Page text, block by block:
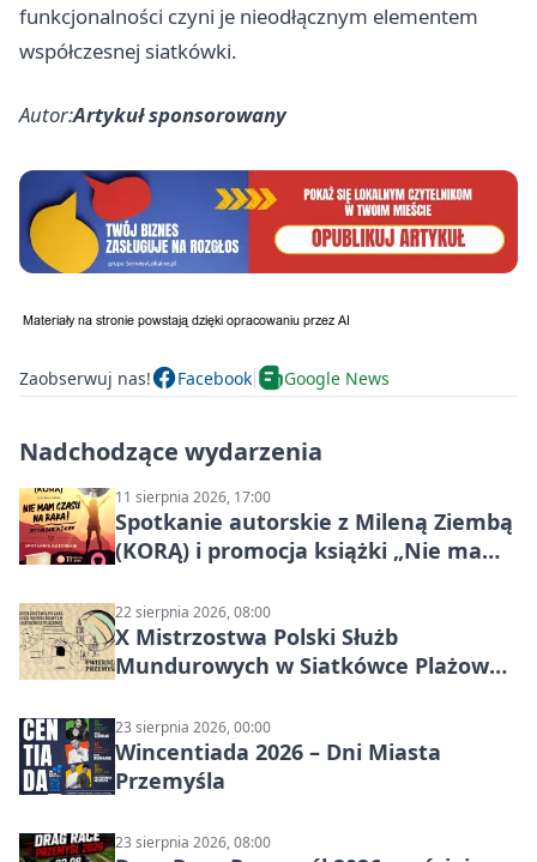
funkcjonalności czyni je nieodłącznym elementem
współczesnej siatkówki.
Autor:Artykuł sponsorowany
Zaobserwuj nas! Facebook Google News
Nadchodzące wydarzenia
11 sierpnia 2026, 17:00
Spotkanie autorskie z Mileną Ziembą
(KORĄ) i promocja książki „Nie mam
22 sierpnia 2026, 08:00
X Mistrzostwa Polski Służb
Mundurowych w Siatkówce Plażowej
23 sierpnia 2026, 00:00
Wincentiada 2026 – Dni Miasta
Przemyśla
23 sierpnia 2026, 08:00